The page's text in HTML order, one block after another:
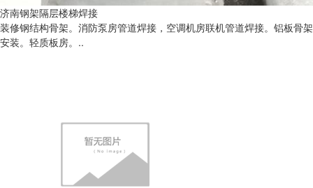
济南钢架隔层楼梯焊接
装修钢结构骨架。消防泵房管道焊接，空调机房联机管道焊接。铝板骨架
安装。轻质板房。..